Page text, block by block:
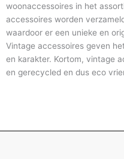
woonaccessoires in het
accessoires worden
waardoor er een unieke en
Vintage accessoires geven
en karakter. Kortom, vintage
en gerecycled en dus eco